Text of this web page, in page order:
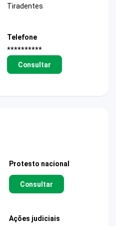
Tiradentes
Telefone
**********
Consultar
Protesto nacional
Consultar
Ações judiciais